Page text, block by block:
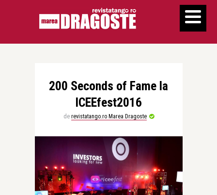
200 Seconds of Fame la
ICEEfest2016
de revistatango.ro Marea Dragoste